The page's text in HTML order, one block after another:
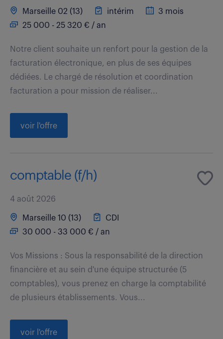
Marseille 02 (13) intérim
3 mois
25 000 - 25 320 € / an
Notre client souhaite un renfort pour la gestion de la
facturation électronique, en plus de ses équipes
dédiées. Le chargé de résolution et coordination
facturation a pour mission de réaliser...
voir l'offre
comptable (f/h)
4 août 2026
Marseille 10 (13)
CDI
30 000 - 33 000 € / an
Vos Missions : Sous la responsabilité de la direction
financière et au sein d'une équipe structurée (5
comptables), vous prenez en charge la comptabilité
de plusieurs établissements. Vous...
voir l'offre